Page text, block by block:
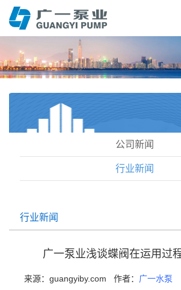
公司新闻
行业新闻
行业新闻
广一泵业浅谈蝶阀在运用过
来源：guangyiby.com 作者： 广一水泵